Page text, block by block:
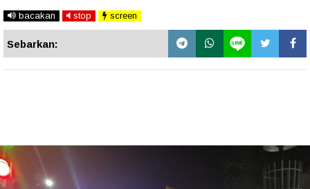
bacakan stop screen
Sebarkan: